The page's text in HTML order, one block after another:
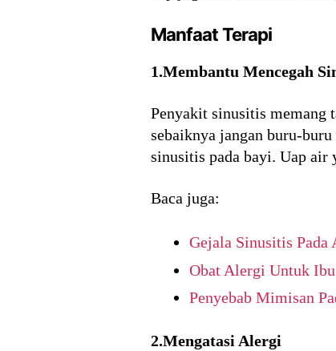
Manfaat Terapi
1.Membantu Mencegah
Penyakit sinusitis memang
sebaiknya jangan buru-
sinusitis pada bayi. Uap air
Baca juga:
Gejala Sinusitis Pada
Obat Alergi Untuk
Penyebab Mimisan
2.Mengatasi Alergi